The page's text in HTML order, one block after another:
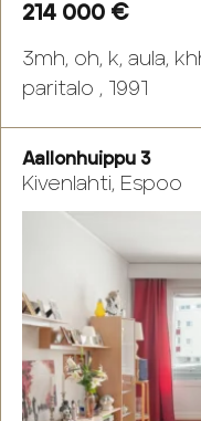
214 000 €
3mh, oh, k, aula,
paritalo , 1991
Aallonhuippu 3
Kivenlahti, Espoo